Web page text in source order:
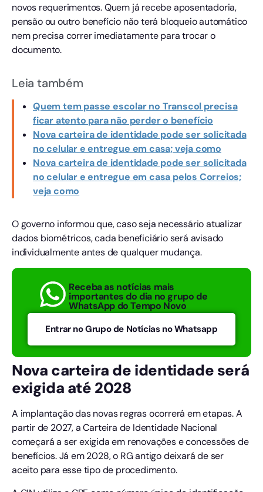
novos requerimentos. Quem já recebe aposentadoria,
pensão ou outro benefício não terá bloqueio automático
nem precisa correr imediatamente para trocar o
documento.
Leia também
Quem tem passe escolar no Transcol precisa
ficar atento para não perder o benefício
Nova carteira de identidade pode ser solicitada
no celular e entregue em casa; veja como
Nova carteira de identidade pode ser solicitada
no celular e entregue em casa pelos Correios;
veja como
O governo informou que, caso seja necessário atualizar
dados biométricos, cada beneficiário será avisado
individualmente antes de qualquer mudança.
Receba as notícias mais
importantes do dia no grupo de
WhatsApp do Tempo Novo
Entrar no Grupo de Notícias no Whatsapp
Nova carteira de identidade será
exigida até 2028
A implantação das novas regras ocorrerá em etapas. A
partir de 2027, a Carteira de Identidade Nacional
começará a ser exigida em renovações e concessões de
benefícios. Já em 2028, o RG antigo deixará de ser
aceito para esse tipo de procedimento.